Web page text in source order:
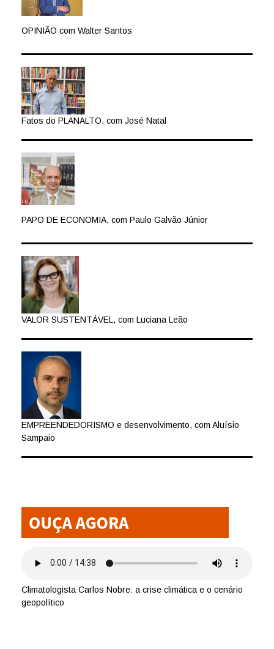
OPINIÃO com Walter Santos
Fatos do PLANALTO, com José Natal
PAPO DE ECONOMIA, com Paulo Galvão Júnior
VALOR SUSTENTÁVEL, com Luciana Leão
EMPREENDEDORISMO e desenvolvimento, com Aluísio
Sampaio
Climatologista Carlos Nobre: a crise climática e o cenário
geopolítico